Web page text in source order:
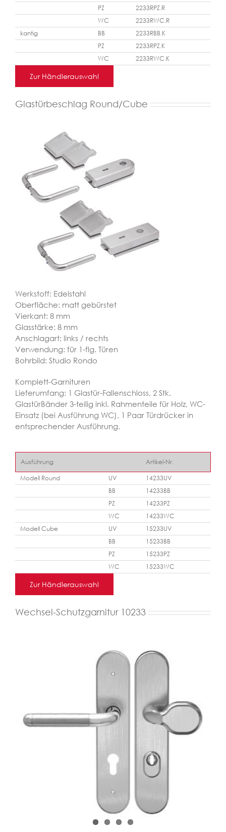
PZ
2233RPZ.R
WC
2233RWC.R
kantig
BB
2233RBB.K
PZ
2233RPZ.K
WC
2233RWC.K
Zur Händlerauswahl
Glastürbeschlag Round/Cube
Werkstoff: Edelstahl
Oberfläche: matt gebürstet
Vierkant: 8 mm
Glasstärke: 8 mm
Anschlagart: links / rechts
Verwendung: für 1-flg. Türen
Bohrbild: Studio Rondo
Komplett-Garnituren
Lieferumfang: 1 Glastür-Fallenschloss, 2 Stk.
GlastürBänder 3-teilig inkl. Rahmenteile für Holz, WC-
Einsatz (bei Ausführung WC), 1 Paar Türdrücker in
entsprechender Ausführung.
Ausführung
Artikel-Nr.
Modell Round
UV
14233UV
BB
14233BB
PZ
14233PZ
WC
14233WC
Modell Cube
UV
15233UV
BB
15233BB
PZ
15233PZ
WC
15233WC
Zur Händlerauswahl
Wechsel-Schutzgarnitur 10233